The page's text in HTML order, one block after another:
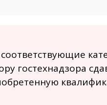
гостехнадзора